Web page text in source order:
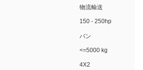
物流輸送
150 - 250hp
バン
<=5000 kg
4X2